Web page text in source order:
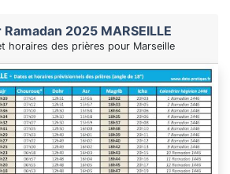
2025 MARSEILLE
horaires des prières pour Marseille